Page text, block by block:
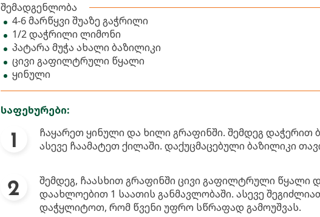
შემადგენლობა
4-6 მარწყვი შუაზე გაჭრილი
1/2 დაჭრილი ლიმონი
პატარა მუჭა ახალი ბაზილიკი
ცივი გაფილტრული წყალი
ყინული
საფეხურები:
ჩაყარეთ ყინული და ხილი გრაფინში. შემდეგ
ასევე ჩაამატეთ ქილაში. დაქუცმაცებული ბაზილიკი
შემდეგ, ჩაასხით გრაფინში ცივი გაფილტრული წყალი
დაახლოებით 1 საათის განმავლობაში. ასევე
დაჭყლიტოთ, რომ წვენი უფრო სწრაფად გამოუშვას.